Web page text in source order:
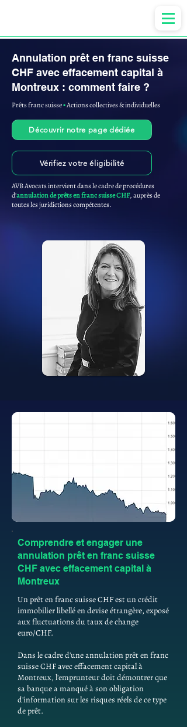
Annulation prêt en franc suisse
CHF avec effacement capital à
Montreux : comment faire ?
Prêts franc suisse▪︎Actions collectives & individuelles
Découvrir notre page dédiée
Vérifiez votre éligibilité
AVB Avocats intervient dans le cadre de procédures
d'annulation de prêts en franc suisse CHF, auprès de
toutes les juridictions compétentes.
Comprendre et engager une
annulation prêt en franc suisse
CHF avec effacement capital à
Montreux
Un prêt en franc suisse CHF est un crédit
immobilier libellé en devise étrangère, exposé
aux fluctuations du taux de change
euro/CHF.
Dans le cadre d'une annulation prêt en franc
suisse CHF avec effacement capital à
Montreux, l'emprunteur doit démontrer que
sa banque a manqué à son obligation
d'information sur les risques réels de ce type
de prêt.